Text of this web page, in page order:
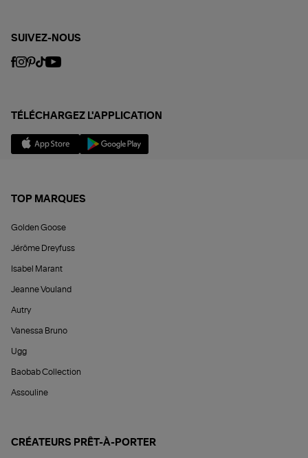
SUIVEZ-NOUS
TÉLÉCHARGEZ L'APPLICATION
TOP MARQUES
Golden Goose
Jérôme Dreyfuss
Isabel Marant
Jeanne Vouland
Autry
Vanessa Bruno
Ugg
Baobab Collection
Assouline
CRÉATEURS PRÊT-À-PORTER